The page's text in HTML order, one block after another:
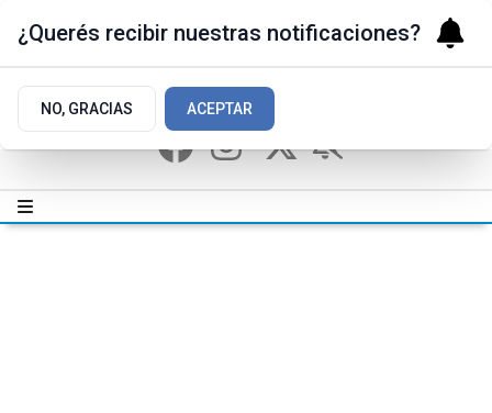
¿Querés recibir nuestras notificaciones?
NO, GRACIAS ACEPTAR